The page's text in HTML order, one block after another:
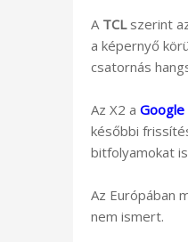
A TCLszerint
a képernyő
csatornás
Az X2 a Google
későbbi
bitfolyamokat
Az Európában
nem ismert.